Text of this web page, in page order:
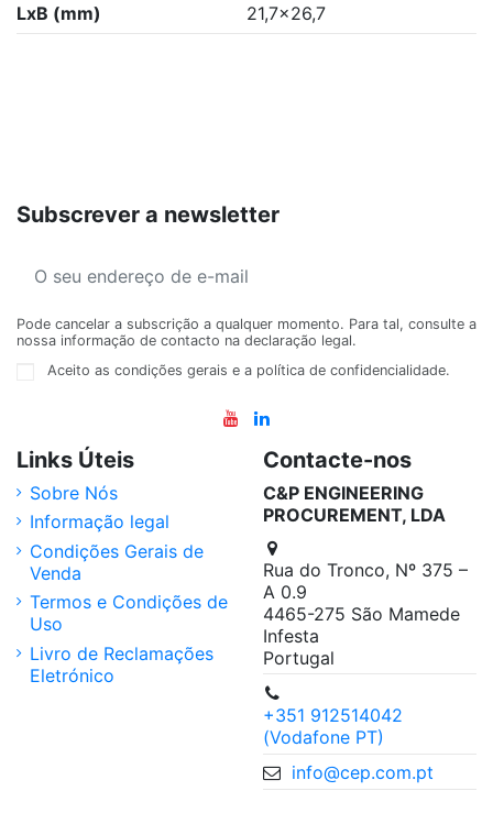
LxB (mm)
21,7x26,7
Subscrever a newsletter
Pode cancelar a subscrição a qualquer momento. Para tal, consulte a
nossa informação de contacto na declaração legal.
Aceito as condições gerais e a política de confidencialidade.
Links Úteis
Sobre Nós
Informação legal
Condições Gerais de
Venda
Termos e Condições de
Uso
Livro de Reclamações
Eletrónico
Contacte-nos
C&P ENGINEERING
PROCUREMENT, LDA
Rua do Tronco, Nº 375 –
A 0.9
4465-275 São Mamede
Infesta
Portugal
+351 912514042
(Vodafone PT)
info@cep.com.pt